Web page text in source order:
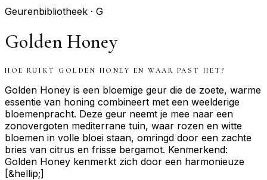
Geurenbibliotheek · G
Golden Honey
HOE RUIKT GOLDEN HONEY EN WAAR PAST HET?
Golden Honey is een bloemige geur die de zoete, warme
essentie van honing combineert met een weelderige
bloemenpracht. Deze geur neemt je mee naar een
zonovergoten mediterrane tuin, waar rozen en witte
bloemen in volle bloei staan, omringd door een zachte
bries van citrus en frisse bergamot. Kenmerkend:
Golden Honey kenmerkt zich door een harmonieuze
[&hellip;]